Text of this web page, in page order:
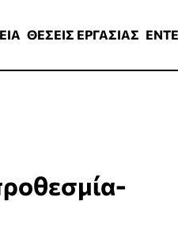
ΘΕΣΕΙΣ ΕΡΓΑΣΙΑΣ